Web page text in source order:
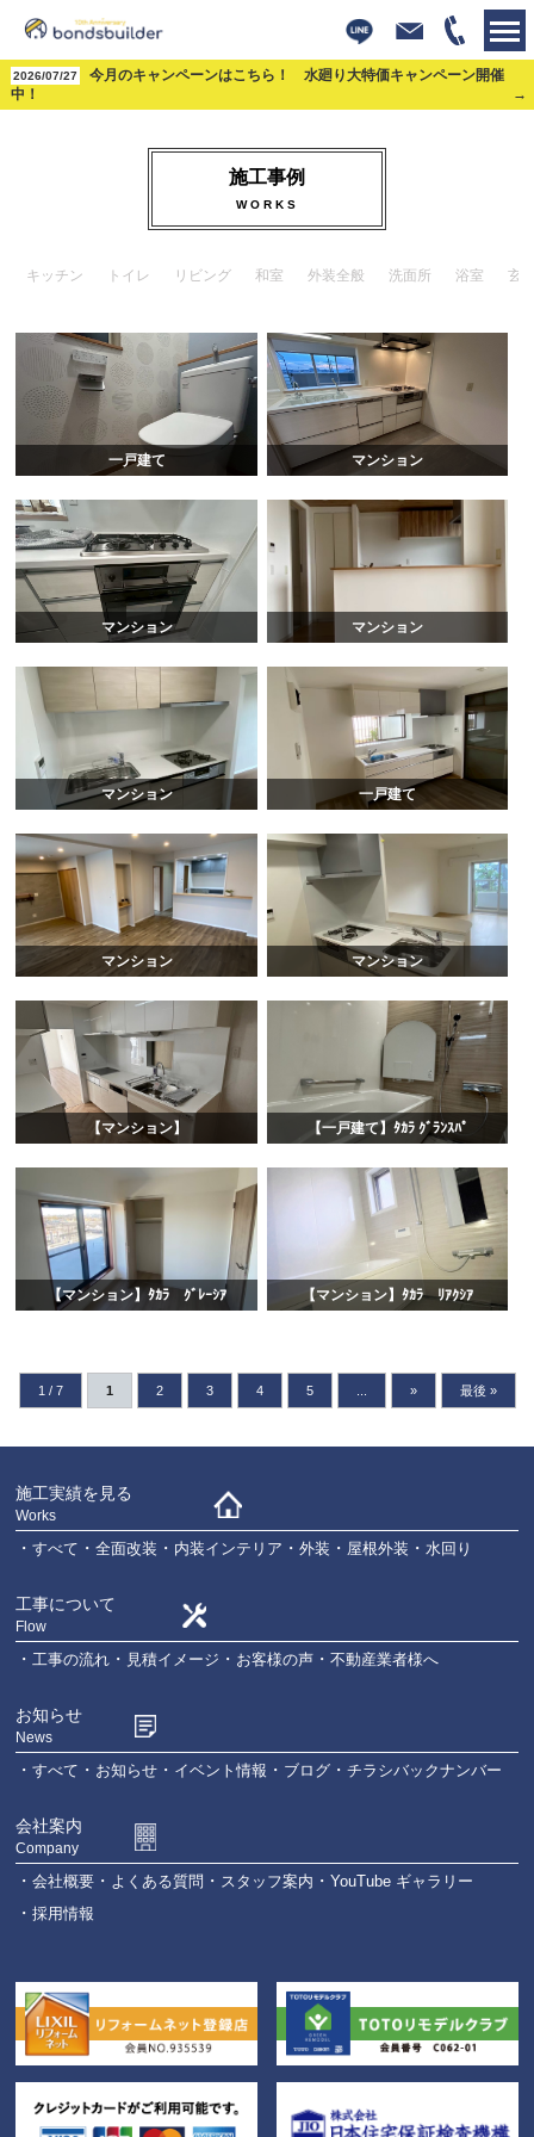
2026/07/27
今月のキャンペーンはこちら！ 水廻り大特価キャンペーン開催
中！
株式会社ボンズビルダー>施工事例> 浴室
施工事例
WORKS
キッチン トイレ リビング 和室 外装全般 洗面所 浴室 玄
一戸建て マンション
マンション マンション
マンション 一戸建て
マンション マンション
【マンション】 【一戸建て】ﾀｶﾗ ｸﾞﾗﾝｽﾊﾟ
【マンション】ﾀｶﾗ ｸﾞﾚｰｼｱ 【マンション】ﾀｶﾗ ﾘｱｸｼｱ
1 / 7 1 2 3 4 5 » 最後 »
施工実績を見る
Works
すべて 全面改装 内装インテリア 外装 屋根外装 水回り
工事について
Flow
工事の流れ 見積イメージ お客様の声 不動産業者様へ
お知らせ
News
すべて お知らせ イベント情報 ブログ チラシバックナンバー
会社案内
Company
会社概要 よくある質問 スタッフ案内
YouTube ギャラリー
採用情報